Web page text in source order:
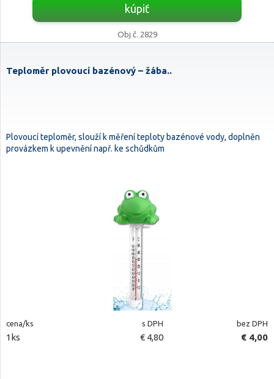
kúpiť
Obj.č. 2829
Teploměr plovoucí bazénový – žába..
Plovoucí teploměr, slouží k měření teploty bazénové vody, doplněn
provázkem k upevnění např. ke schůdkům
cena/ks s DPH bez DPH
1ks € 4,80 € 4,00